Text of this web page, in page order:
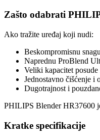
Zašto odabrati
Ako tražite uređaj koji nudi:
Beskompromisnu
Naprednu ProBlend
Veliki kapacitet
Jednostavno čišćenje i
Dugotrajnost i
PHILIPS Blender HR37600
Kratke specifikacije